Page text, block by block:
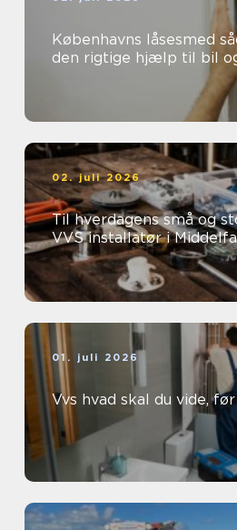
Københavns låsesmed sådan vælger du
den rigtige hjælp til bil
02. juli 2026
Til hverdagens små og
VVS installatør i
01. juli 2026
Vvs hvad skal du vide,